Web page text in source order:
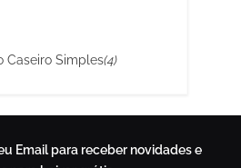
Caseiro Simples(4)
Email para receber novidades e